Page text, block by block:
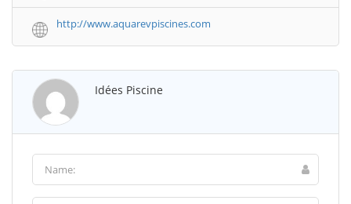
http://www.aquarevpiscines.com
Idées Piscine